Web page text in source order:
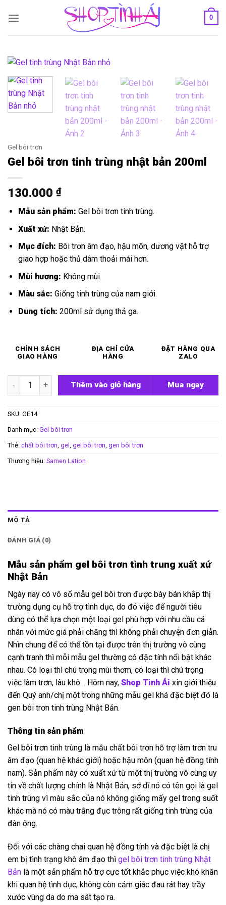
qua
0
Gel bôi trơn
Gel bôi trơn tinh trùng nhật bản 200ml
130.000 ₫
Mẫu sản phẩm: Gel bôi trơn tinh trùng.
Xuất xứ: Nhật Bản.
Mục đích: Bôi trơn âm đạo, hậu môn, dương vật hỗ trợ
giao hợp hoặc thủ dâm thoải mái hơn.
Mùi hương: Không mùi.
Màu sắc: Giống tinh trùng của nam giới.
Dung tích: 200ml sử dụng thả ga.
CHÍNH SÁCH
GIAO HÀNG
ĐỊA CHỈ CỬA
HÀNG
ĐẶT HÀNG QUA
ZALO
Gel bôi trơn tinh trùng nhật bản 200ml số lượng
Thêm vào giỏ hàng Mua ngay
SKU: GE14
Danh mục: Gel bôi trơn
Thẻ: chất bôi trơn gel gel bôi trơn gen bôi trơn
Thương hiệu: Samen Lation
MÔ TẢ
ĐÁNH GIÁ (0)
Mẫu sản phẩm gel bôi trơn tình trung xuất xứ
Nhật Bản
Ngày nay có vô số mẫu gel bôi trơn được bày bán khắp thị
trường dụng cụ hỗ trợ tình dục, do đó việc để người tiêu
dùng có thể lựa chọn một loại gel phù hợp với nhu cầu cá
nhân với mức giá phải chăng thì không phải chuyện đơn giản.
Nhìn chung để có thể tồn tại được trên thị trường vô cùng
cạnh tranh thì mỗi mẫu gel thường có đặc tính nổi bật khác
nhau. Có loại thì chú trọng mùi thơm, có loại thì chú trọng
việc làm trơn, lâu khô… Hôm nay, Shop Tình Ái xin giới thiệu
đến Quý anh/chị một trong những mẫu gel khá đặc biệt đó là
gen bôi trơn tinh trùng Nhật Bản.
Thông tin sản phẩm
Gel bôi trơn tinh trùng là mẫu chất bôi trơn hỗ trợ làm trơn tru
âm đạo (quan hệ khác giới) hoặc hậu môn (quan hệ đồng tính
nam). Sản phẩm này có xuất xứ từ một thị trường vô cùng uy
tín về chất lượng chính là Nhật Bản, sở dĩ nó có tên gọi là gel
tinh trùng vì màu sắc của nó không giống mấy gel trong suốt
khác mà nó có màu trắng đục trông rất giống tinh trùng của
đàn ông.
Đối với các chàng chai quan hệ đồng tính và đặc biệt là chị
em bị tình trạng khô âm đạo thì gel bôi trơn tinh trùng Nhật
Bản là một sản phẩm hỗ trợ cực tốt khắc phục việc khó khăn
khi quan hệ tình dục, không còn cảm giác đau rát hay trầy
xước vùng da do ma sát tạo ra.